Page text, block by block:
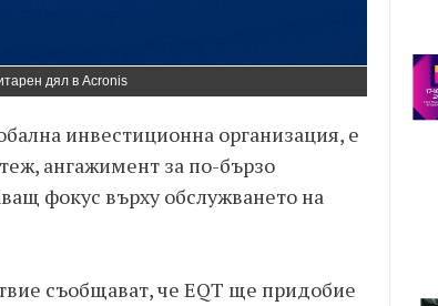
дял в Acronis
инвестиционна организация, е
ангажимент за по-бързо
фокус върху обслужването на
съобщават, че EQT ще придобие